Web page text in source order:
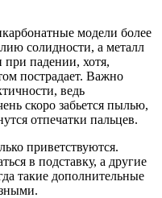
модели более
солидности, а металл
падении, хотя,
пострадает. Важно
ведь
скоро забьется пылью,
отпечатки пальцев.
приветствуются.
в подставку, а другие
такие дополнительные